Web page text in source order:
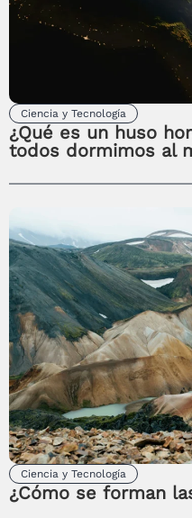
Ciencia y Tecnología
¿Qué es un huso
todos dormimos al
Ciencia y Tecnología
¿Cómo se forman